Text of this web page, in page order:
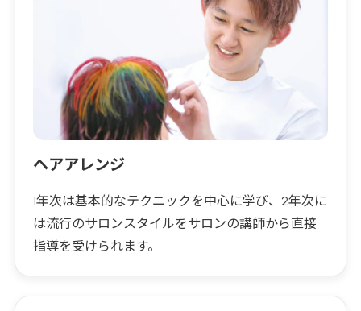
ヘアアレンジ
1年次は基本的なテクニックを中心に学び、2年次に
は流行のサロンスタイルをサロンの講師から直接
指導を受けられます。